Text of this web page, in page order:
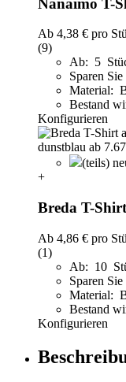
Ab 4,38 € pro
(9)
Ab: 5
Sparen
Material:
Bestand
Konfigurieren
(teils)
+
Breda T-
Ab 4,86 € pro
(1)
Ab: 10
Sparen
Material:
Bestand
Konfigurieren